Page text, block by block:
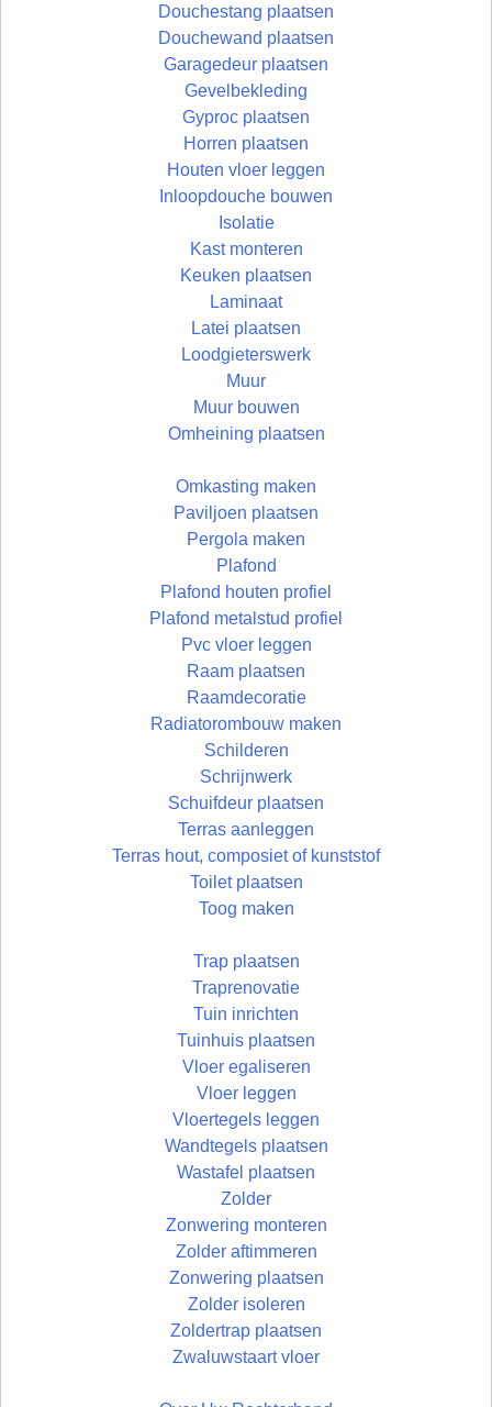
Douchestang plaatsen
Douchewand plaatsen
Garagedeur plaatsen
Gevelbekleding
Gyproc plaatsen
Horren plaatsen
Houten vloer leggen
Inloopdouche bouwen
Isolatie
Kast monteren
Keuken plaatsen
Laminaat
Latei plaatsen
Loodgieterswerk
Muur
Muur bouwen
Omheining plaatsen
Omkasting maken
Paviljoen plaatsen
Pergola maken
Plafond
Plafond houten profiel
Plafond metalstud profiel
Pvc vloer leggen
Raam plaatsen
Raamdecoratie
Radiatorombouw maken
Schilderen
Schrijnwerk
Schuifdeur plaatsen
Terras aanleggen
Terras hout, composiet of kunststof
Toilet plaatsen
Toog maken
Trap plaatsen
Traprenovatie
Tuin inrichten
Tuinhuis plaatsen
Vloer egaliseren
Vloer leggen
Vloertegels leggen
Wandtegels plaatsen
Wastafel plaatsen
Zolder
Zonwering monteren
Zolder aftimmeren
Zonwering plaatsen
Zolder isoleren
Zoldertrap plaatsen
Zwaluwstaart vloer